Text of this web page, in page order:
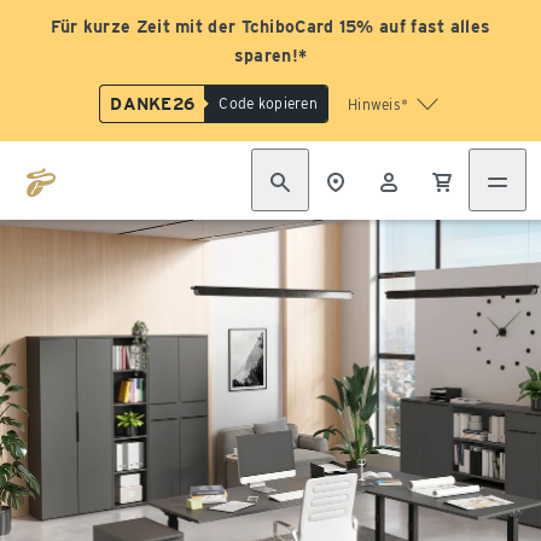
Für kurze Zeit mit der TchiboCard 15% auf fast alles
sparen!*
DANKE26 Code kopieren Hinweis*